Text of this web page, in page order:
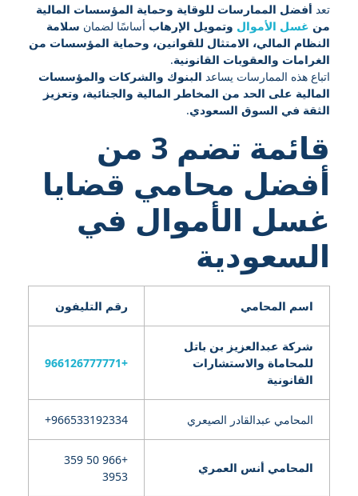
تعد أفضل الممارسات للوقاية وحماية المؤسسات المالية
من غسل الأموال وتمويل الإرهاب أساسًا لضمان سلامة
النظام المالي، الامتثال للقوانين، وحماية المؤسسات من
الغرامات والعقوبات القانونية.
اتباع هذه الممارسات يساعد البنوك والشركات والمؤسسات
المالية على الحد من المخاطر المالية والجنائية، وتعزيز
الثقة في السوق السعودي.
قائمة تضم 3 من
أفضل محامي قضايا
غسل الأموال في
السعودية
اسم المحامي رقم التليفون
شركة عبدالعزيز بن باتل
للمحاماة والاستشارات
القانونية
+966126777771
المحامي عبدالقادر الصيعري
المحامي أنس العمري
+966 50 359
3953